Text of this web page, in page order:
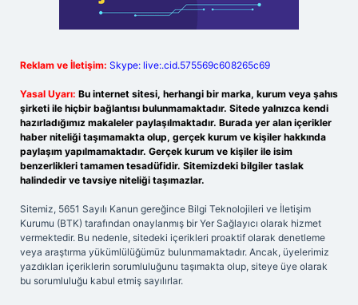
Reklam ve İletişim: Skype: live:.cid.575569c608265c69
Yasal Uyarı: Bu internet sitesi, herhangi bir marka, kurum veya şahıs
şirketi ile hiçbir bağlantısı bulunmamaktadır. Sitede yalnızca kendi
hazırladığımız makaleler paylaşılmaktadır. Burada yer alan içerikler
haber niteliği taşımamakta olup, gerçek kurum ve kişiler hakkında
paylaşım yapılmamaktadır. Gerçek kurum ve kişiler ile isim
benzerlikleri tamamen tesadüfidir. Sitemizdeki bilgiler taslak
halindedir ve tavsiye niteliği taşımazlar.
Sitemiz, 5651 Sayılı Kanun gereğince Bilgi Teknolojileri ve İletişim
Kurumu (BTK) tarafından onaylanmış bir Yer Sağlayıcı olarak hizmet
vermektedir. Bu nedenle, sitedeki içerikleri proaktif olarak denetleme
veya araştırma yükümlülüğümüz bulunmamaktadır. Ancak, üyelerimiz
yazdıkları içeriklerin sorumluluğunu taşımakta olup, siteye üye olarak
bu sorumluluğu kabul etmiş sayılırlar.